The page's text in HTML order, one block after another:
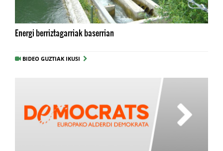
Energi berriztagarriak baserrian
BIDEO GUZTIAK IKUSI